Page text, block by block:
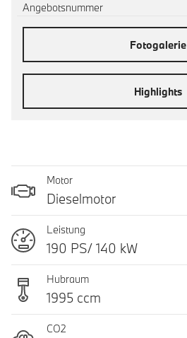
Angebotsnummer
Fotogalerie
Highlights
Motor
Dieselmotor
Leistung
190 PS/ 140 kW
Hubraum
1995 ccm
CO2